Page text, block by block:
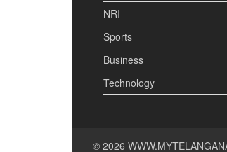
NRI
Sports
Business
Technology
© 2026